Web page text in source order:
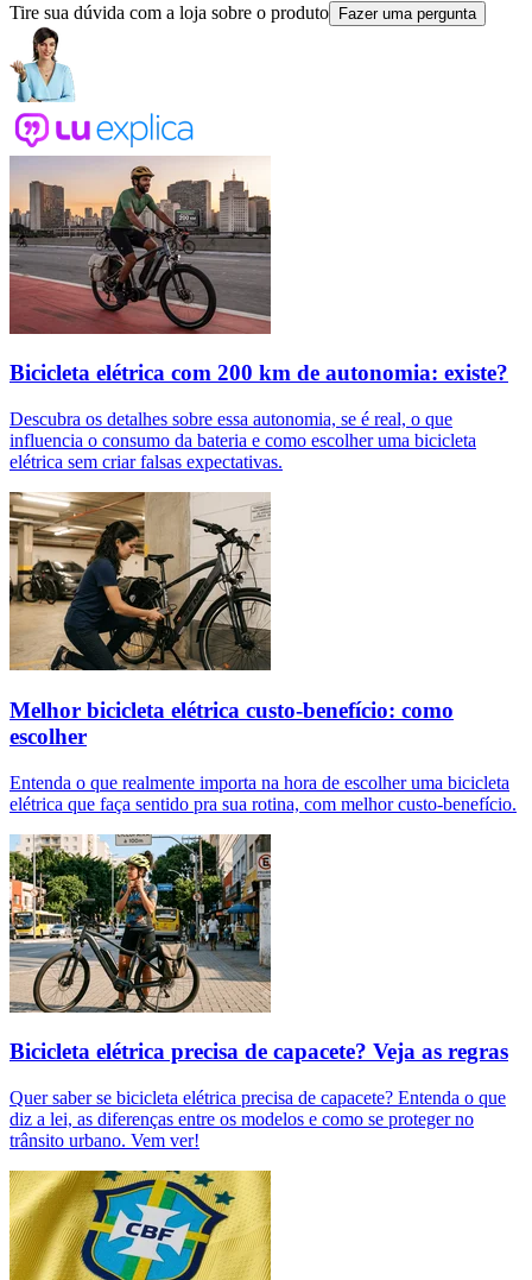
Tire sua dúvida com a loja sobre o produto Fazer uma pergunta
Bicicleta elétrica com 200 km de autonomia: existe?
Descubra os detalhes sobre essa autonomia, se é real, o que
influencia o consumo da bateria e como escolher uma bicicleta
elétrica sem criar falsas expectativas.
Melhor bicicleta elétrica custo-benefício: como
escolher
Entenda o que realmente importa na hora de escolher uma bicicleta
elétrica que faça sentido pra sua rotina, com melhor custo-benefício.
Bicicleta elétrica precisa de capacete? Veja as regras
Quer saber se bicicleta elétrica precisa de capacete? Entenda o que
diz a lei, as diferenças entre os modelos e como se proteger no
trânsito urbano. Vem ver!